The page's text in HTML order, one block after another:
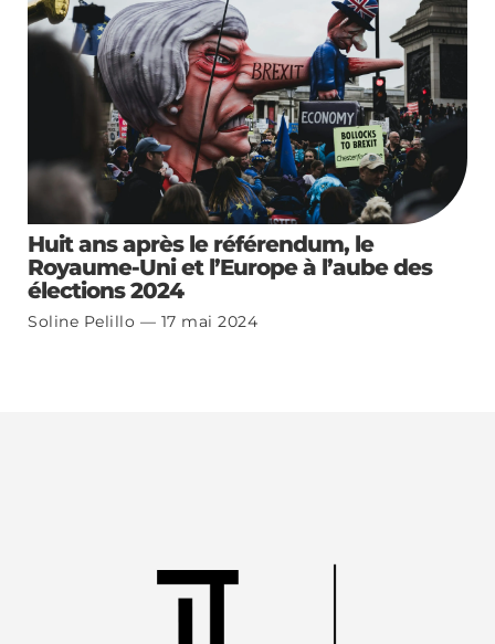
Huit ans après le référendum, le
Royaume-Uni et l’Europe à l’aube des
élections 2024
Soline Pelillo 17 mai 2024